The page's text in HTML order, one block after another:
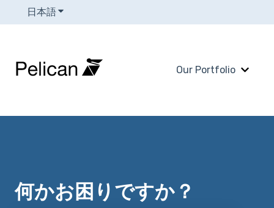
日本語翻訳のサブメニューを表示
Our Portfolio
Our
何かお困りですか？